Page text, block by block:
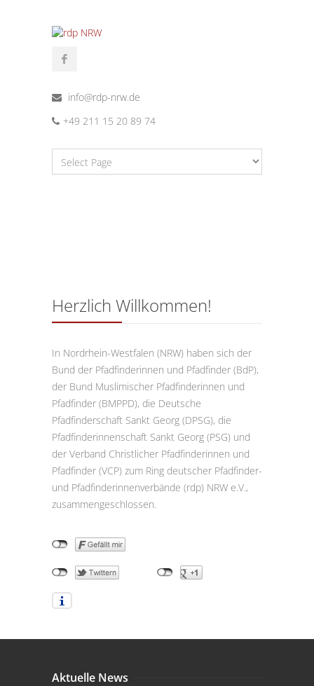
info@rdp-nrw.de
+49 211 15 20 89 74
Herzlich Willkommen!
In Nordrhein-Westfalen (NRW) haben sich der
Bund der Pfadfinderinnen und Pfadfinder (BdP),
der Bund Muslimischer Pfadfinderinnen und
Pfadfinder (BMPPD), die Deutsche
Pfadfinderschaft Sankt Georg (DPSG), die
Pfadfinderinnenschaft Sankt Georg (PSG) und
der Verband Christlicher Pfadfinderinnen und
Pfadfinder (VCP) zum Ring deutscher Pfadfinder-
und Pfadfinderinnenverbände (rdp) NRW e.V.,
zusammengeschlossen.
Aktuelle News